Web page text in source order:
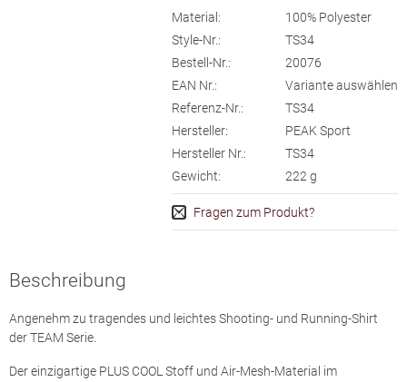
Material:
100% Polyester
Style-Nr.:
TS34
Bestell-Nr.:
20076
EAN Nr.:
Variante auswählen
Referenz-Nr.:
TS34
Hersteller:
PEAK Sport
Hersteller Nr.:
TS34
Gewicht:
222 g
Fragen zum Produkt?
Beschreibung
Angenehm zu tragendes und leichtes Shooting- und Running-Shirt
der TEAM Serie.
Der einzigartige PLUS COOL Stoff und Air-Mesh-Material im